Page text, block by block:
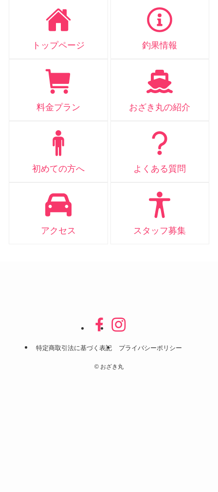
トップページ 釣果情報
料金プラン おざき丸の紹介
初めての方へ よくある質問
アクセス スタッフ募集
特定商取引法に基づく表記 プライバシーポリシー
© おざき丸